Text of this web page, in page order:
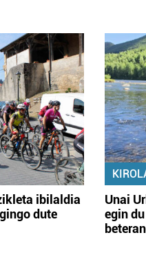
ibilaldia
dute
Unai
egin